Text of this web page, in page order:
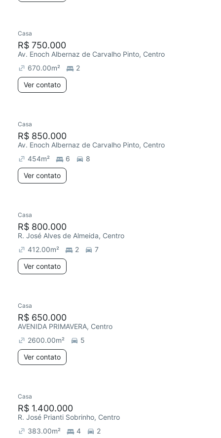
Casa
R$ 750.000
Av. Enoch Albernaz de Carvalho Pinto, Centro
670.00m²
2
Ver contato
Casa
R$ 850.000
Av. Enoch Albernaz de Carvalho Pinto, Centro
454m² 6
8
Ver contato
Casa
R$ 800.000
R. José Alves de Almeida, Centro
412.00m² 2
7
Ver contato
Casa
R$ 650.000
AVENIDA PRIMAVERA, Centro
2600.00m²
5
Ver contato
Casa
R$ 1.400.000
R. José Prianti Sobrinho, Centro
383.00m² 4
2